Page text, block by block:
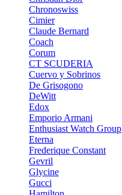
Chronoswiss
Cimier
Claude Bernard
Coach
Corum
CT SCUDERIA
Cuervo y Sobrinos
De Grisogono
DeWitt
Edox
Emporio Armani
Enthusiast Watch Group
Eterna
Frederique Constant
Gevril
Glycine
Gucci